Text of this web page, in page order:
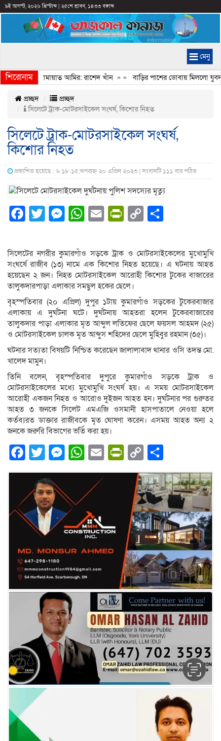
৯ই আগস্ট, ২০২৬ খ্রিস্টাব্দ| ২৫শে শ্রাবণ, ১৪৩৩ বঙ্গাব্দ
মেনু
শিরোনাম
করেন জামায়াত আমির: রাশেদ খাঁন» «বাড়ির পাশের ডোবায় মিললো
প্রচ্ছদ
প্রচ্ছদ
সিলেটে ট্রাক-মোটরসাইকেল সংঘর্ষ, কিশোর নিহত
সিলেটে ট্রাক-মোটরসাইকেল সংঘর্ষ,
কিশোর নিহত
প্রকাশিত হয়েছে : ৬:১৮:১৫,অপরাহ্ন ২০ এপ্রিল ২০২৩ | সংবাদটি ১১১ বার পঠিত
Facebook
Twitter
Messenger
WhatsApp
EmailPrintFriendly
Copy
সিলেটের নগরীর কুমারগাঁও সড়কে ট্রাক ও মোটরসাইকেলের মুখোমুখি
সংঘর্ষে রাজীব (১৩) নামে এক কিশোর নিহত হয়েছে। এ ঘটনায় আহত
হয়েছেন ২ জন। নিহত মোটরসাইকেল আরোহী কিশোর টু‌কের বাজা‌রের
তালুকদারপাড়া এলাকার সমছুল হকের ছেলে।
বৃহস্পতিবার (২০ এপ্রিল) দুপুর ১টায় কুমারগাঁও সড়কের টু‌কেরবাজা‌র
এলাকায় এ দুর্ঘটনা ঘটে। দুর্ঘটনায় আহতরা হলেন টু‌কেরবাজা‌রের
তালুকদার পাড়া এলাকার মৃত আব্দুল ল‌তিফের ছেলে ফয়সল আহমদ (২৫)
ও মোটরসাইকেল চালক মৃত আব্দুস শ‌হিদের ছেলে মু‌হিবুর রহমান (৩৫)।
ঘটনার সত্যতা বিষয়টি নিশ্চিত করেছেন জালালাবাদ থানার ওসি তদন্ত মো.
খালেদ মামুন।
তিনি বলেন, বৃহস্পতিবার দুপুরে কুমারগাঁও সড়কে ট্রাক ও
মোটরসাইকেলের মধ্যে মুখোমুখি সংঘর্ষ হয়। এ সময় মোটরসাই‌কেল
আরোহী একজন নিহত ও আরোও দুইজন আহত হন। দুর্ঘটনার পর গুরুতর
আহত ৩ জনকে সিলেট এমএ‌জি ওসমা‌নী হাসপাতা‌লে নেওয়া হলে
কর্তব্যরত ডাক্তার রাজীব‌কে মৃত ঘোষণা ক‌রেন। এসময় আহত অন্য ২
জন‌কে জরু‌রি বিভা‌গের ভ‌র্তি ক‌রা হয়।
Facebook
Twitter
Messenger
WhatsApp
EmailPrintFriendly
Copy
Link